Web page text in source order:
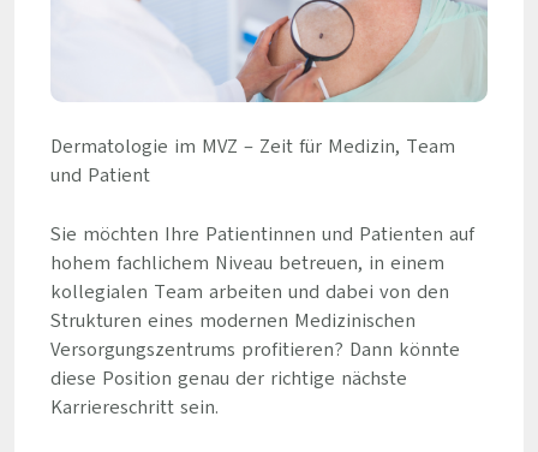
Dermatologie im MVZ – Zeit für Medizin, Team
und Patient
Sie möchten Ihre Patientinnen und Patienten auf
hohem fachlichem Niveau betreuen, in einem
kollegialen Team arbeiten und dabei von den
Strukturen eines modernen Medizinischen
Versorgungszentrums profitieren? Dann könnte
diese Position genau der richtige nächste
Karriereschritt sein.